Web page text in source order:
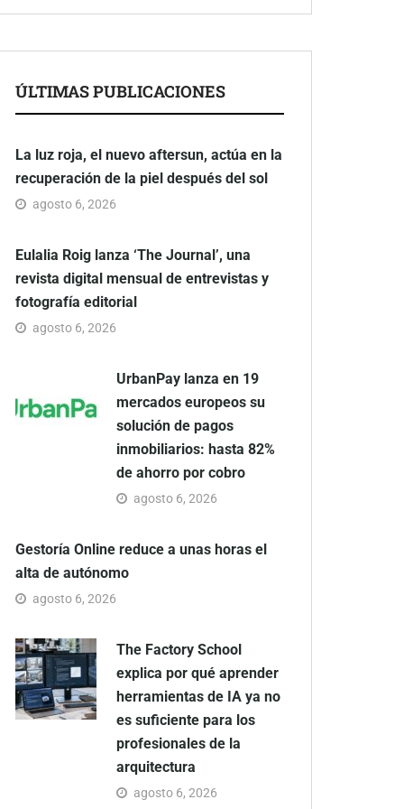
ÚLTIMAS PUBLICACIONES
La luz roja, el nuevo aftersun, actúa en la
recuperación de la piel después del sol
agosto 6, 2026
Eulalia Roig lanza ‘The Journal’, una
revista digital mensual de entrevistas y
fotografía editorial
agosto 6, 2026
UrbanPay lanza en 19
mercados europeos su
solución de pagos
inmobiliarios: hasta 82%
de ahorro por cobro
agosto 6, 2026
Gestoría Online reduce a unas horas el
alta de autónomo
agosto 6, 2026
The Factory School
explica por qué aprender
herramientas de IA ya no
es suficiente para los
profesionales de la
arquitectura
agosto 6, 2026